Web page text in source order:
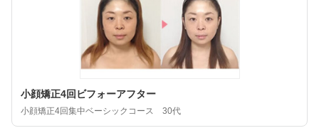
小顔矯正4回ビフォーアフター
小顔矯正4回集中ベーシックコース 30代